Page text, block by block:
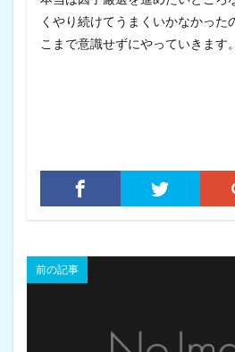
くやり続けてうまくいかなかった
こまで意識せずにやっていきます。
前の記事